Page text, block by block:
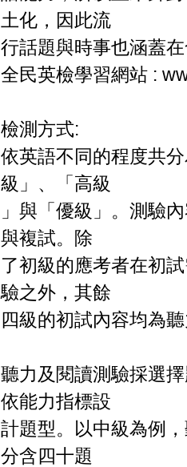
土化，因此流
行話題與時事也涵蓋
全民英檢學習網站 :
檢測方式:
依英語不同的程度共
級」、「高級
」與「優級」。測驗
與複試。除
了初級的應考者在初
驗之外，其餘
四級的初試內容均為
聽力及閱讀測驗採選
依能力指標設
計題型。以中級為例
分含四十題